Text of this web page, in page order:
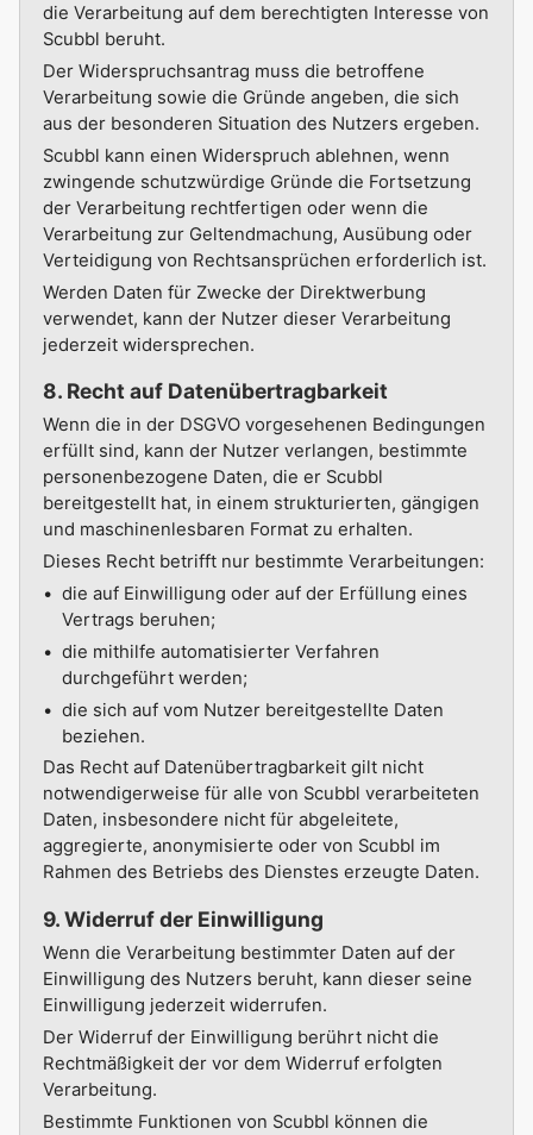
die Verarbeitung auf dem berechtigten Interesse von
Scubbl beruht.
Der Widerspruchsantrag muss die betroffene
Verarbeitung sowie die Gründe angeben, die sich
aus der besonderen Situation des Nutzers ergeben.
Scubbl kann einen Widerspruch ablehnen, wenn
zwingende schutzwürdige Gründe die Fortsetzung
der Verarbeitung rechtfertigen oder wenn die
Verarbeitung zur Geltendmachung, Ausübung oder
Verteidigung von Rechtsansprüchen erforderlich ist.
Werden Daten für Zwecke der Direktwerbung
verwendet, kann der Nutzer dieser Verarbeitung
jederzeit widersprechen.
8. Recht auf Datenübertragbarkeit
Wenn die in der DSGVO vorgesehenen Bedingungen
erfüllt sind, kann der Nutzer verlangen, bestimmte
personenbezogene Daten, die er Scubbl
bereitgestellt hat, in einem strukturierten, gängigen
und maschinenlesbaren Format zu erhalten.
Dieses Recht betrifft nur bestimmte Verarbeitungen:
die auf Einwilligung oder auf der Erfüllung eines
Vertrags beruhen;
die mithilfe automatisierter Verfahren
durchgeführt werden;
die sich auf vom Nutzer bereitgestellte Daten
beziehen.
Das Recht auf Datenübertragbarkeit gilt nicht
notwendigerweise für alle von Scubbl verarbeiteten
Daten, insbesondere nicht für abgeleitete,
aggregierte, anonymisierte oder von Scubbl im
Rahmen des Betriebs des Dienstes erzeugte Daten.
9. Widerruf der Einwilligung
Wenn die Verarbeitung bestimmter Daten auf der
Einwilligung des Nutzers beruht, kann dieser seine
Einwilligung jederzeit widerrufen.
Der Widerruf der Einwilligung berührt nicht die
Rechtmäßigkeit der vor dem Widerruf erfolgten
Verarbeitung.
Bestimmte Funktionen von Scubbl können die